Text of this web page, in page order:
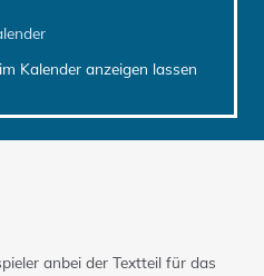
Kalender anzeigen lassen
anbei der Textteil für das